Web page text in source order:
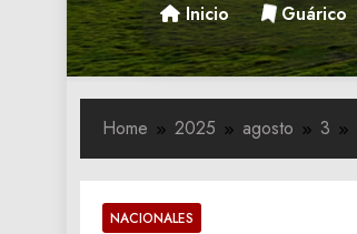
Inicio Guárico
Home 2025 agosto 3
NACIONALES